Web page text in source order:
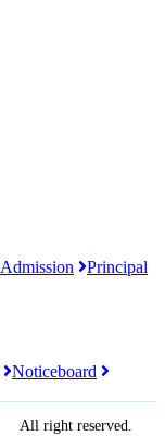
Admission
Principal
Noticeboard
All right reserved.